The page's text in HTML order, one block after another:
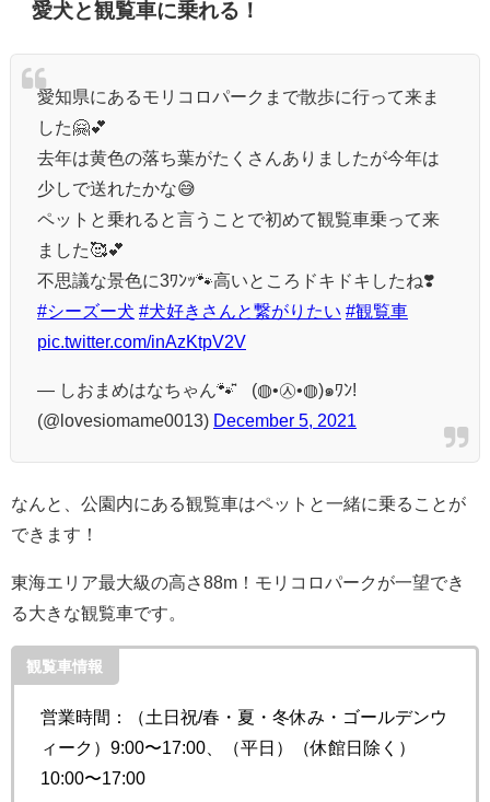
愛犬と観覧車に乗れる！
愛知県にあるモリコロパークまで散歩に行って来ま
した🤗💕
去年は黄色の落ち葉がたくさんありましたが今年は
少しで送れたかな😅
ペットと乗れると言うことで初めて観覧車乗って来
ました🥰💕
不思議な景色に3ﾜﾝｯ🐾高いところドキドキしたね❣️
#シーズー犬 #犬好きさんと繋がりたい #観覧車
pic.twitter.com/inAzKtpV2V
— しおまめはなちゃん🐾̑̈‎´(◍•㉦•◍)๑ﾜﾝ!
(@lovesiomame0013) December 5, 2021
なんと、公園内にある観覧車はペットと一緒に乗ることが
できます！
東海エリア最大級の高さ88m！モリコロパークが一望でき
る大きな観覧車です。
観覧車情報
営業時間：（土日祝/春・夏・冬休み・ゴールデンウ
ィーク）9:00〜17:00、（平日）（休館日除く）
10:00〜17:00